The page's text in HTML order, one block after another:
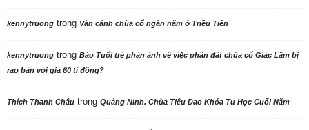
kennytruong trong Vãn cảnh chùa cổ ngàn năm ở Triều Tiên
kennytruong trong Báo Tuổi trẻ phản ảnh về việc phần đất chùa cổ Giác Lâm bị
rao bán với giá 60 tỉ đồng?
Thích Thanh Châu trong Quảng Ninh. Chùa Tiêu Dao Khóa Tu Học Cuối Năm